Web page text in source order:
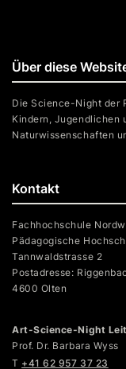
Kontakt
Fachhochschule
Pädagogische
Tannwaldstrasse 2
Postadresse:
4600 Olten
Art-Science-Night
Prof. Dr. Barbara Wyss
T +41 62 957 37 23
Über diese
Die Science-Night der
Kindern, Jugendlichen
Naturwissenschaften